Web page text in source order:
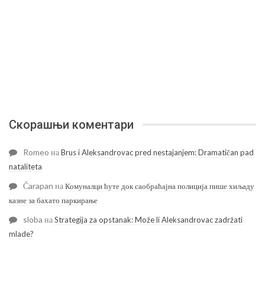
Скорашњи коментари
Romeo наBrus i Aleksandrovac pred nestajanjem: Dramatičan pad
nataliteta
Čarapan наКомуналци ћуте док саобраћајна полиција пише хиљаду
казне за бахато паркирање
sloba наStrategija za opstanak: Može li Aleksandrovac zadržati
mlade?